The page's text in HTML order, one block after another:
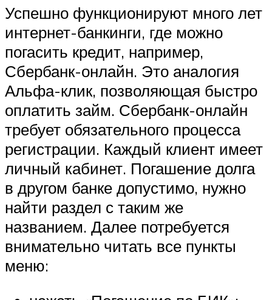
Успешно функционируют много лет
интернет-банкинги, где можно
погасить кредит, например,
Сбербанк-онлайн. Это аналогия
Альфа-клик, позволяющая быстро
оплатить займ. Сбербанк-онлайн
требует обязательного процесса
регистрации. Каждый клиент имеет
личный кабинет. Погашение долга
в другом банке допустимо, нужно
найти раздел с таким же
названием. Далее потребуется
внимательно читать все пункты
меню: